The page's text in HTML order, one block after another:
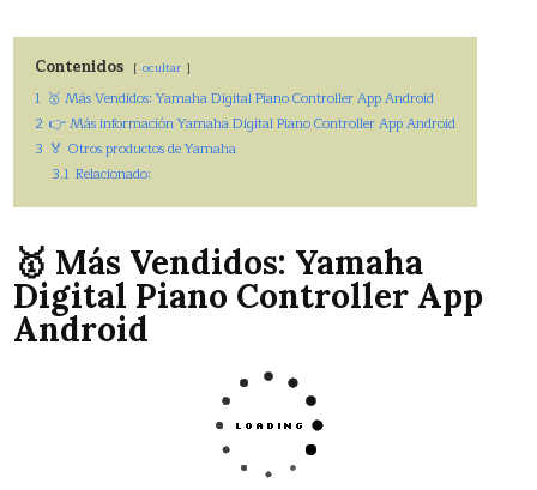
Contenidos ocultar
1 🥇 Más Vendidos: Yamaha Digital Piano Controller App Android
2 👉 Más información Yamaha Digital Piano Controller App Android
3 🏅 Otros productos de Yamaha
3.1 Relacionado:
🥇 Más Vendidos: Yamaha
Digital Piano Controller App
Android